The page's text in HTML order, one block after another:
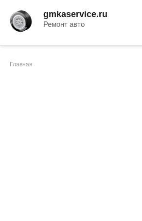
контенту
gmkaservice.ru
Ремонт авто
Главная